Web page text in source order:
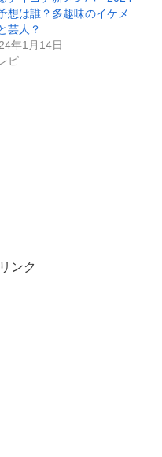
想は誰？多趣味のイケメ
芸人？
年1月14日
ビ
ンク